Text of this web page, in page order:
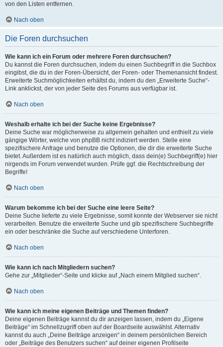
von den Listen entfernen.
Nach oben
Die Foren durchsuchen
Wie kann ich ein Forum oder mehrere Foren durchsuchen?
Du kannst die Foren durchsuchen, indem du einen Suchbegriff in die Suchbox
eingibst, die du in der Foren-Übersicht, der Foren- oder Themenansicht findest.
Erweiterte Suchmöglichkeiten erhältst du, indem du den „Erweiterte Suche“-
Link anklickst, der von jeder Seite des Forums aus verfügbar ist.
Nach oben
Weshalb erhalte ich bei der Suche keine Ergebnisse?
Deine Suche war möglicherweise zu allgemein gehalten und enthielt zu viele
gängige Wörter, welche von phpBB nicht indiziert werden. Stelle eine
spezifischere Anfrage und benutze die Optionen, die dir die erweiterte Suche
bietet. Außerdem ist es natürlich auch möglich, dass dein(e) Suchbegriff(e) hier
nirgends im Forum verwendet wurden. Prüfe ggf. die Rechtschreibung der
Begriffe!
Nach oben
Warum bekomme ich bei der Suche eine leere Seite?
Deine Suche lieferte zu viele Ergebnisse, somit konnte der Webserver sie nicht
verarbeiten. Benutze die erweiterte Suche und gib spezifischere Suchbegriffe
ein oder beschränke die Suche auf verschiedene Unterforen.
Nach oben
Wie kann ich nach Mitgliedern suchen?
Gehe zur „Mitglieder“-Seite und klicke auf „Nach einem Mitglied suchen“.
Nach oben
Wie kann ich meine eigenen Beiträge und Themen finden?
Deine eigenen Beiträge kannst du dir anzeigen lassen, indem du „Eigene
Beiträge“ im Schnellzugriff oben auf der Boardseite auswählst. Alternativ
kannst du auch „Deine Beiträge anzeigen“ in deinem persönlichen Bereich
oder „Beiträge des Benutzers suchen“ auf deiner eigenen Profilseite